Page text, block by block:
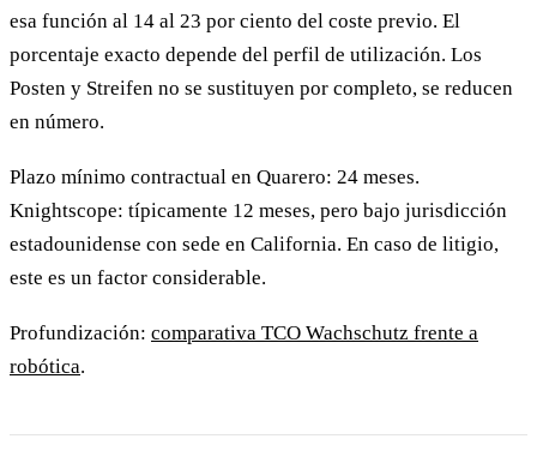
esa función al 14 al 23 por ciento del coste previo. El
porcentaje exacto depende del perfil de utilización. Los
Posten y Streifen no se sustituyen por completo, se reducen
en número.
Plazo mínimo contractual en Quarero: 24 meses.
Knightscope: típicamente 12 meses, pero bajo jurisdicción
estadounidense con sede en California. En caso de litigio,
este es un factor considerable.
Profundización: comparativa TCO Wachschutz frente a
robótica.